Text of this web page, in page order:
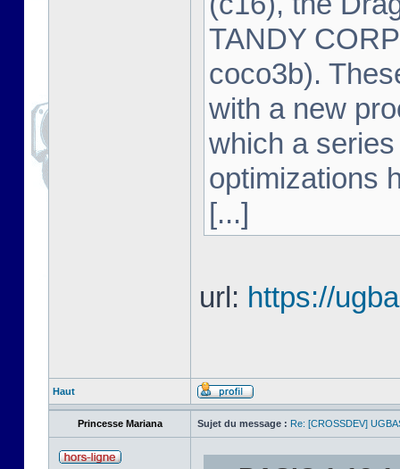
TANDY
coco3b).
with a new
which a
optimizations
[...]
url: https://
Haut
Princesse Mariana Sujet du message : Re: [CROSSDEV]